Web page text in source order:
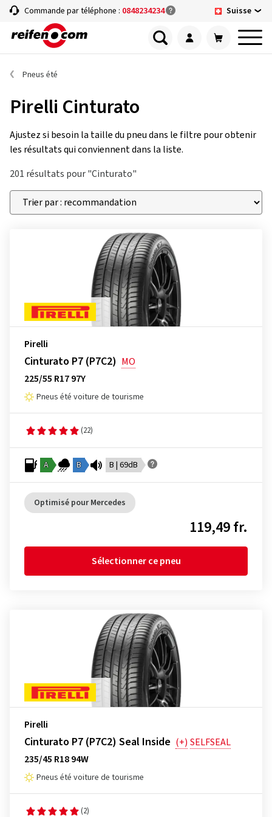
Commande par téléphone : 0848234234 Suisse
Pneus été
Pirelli Cinturato
Ajustez si besoin la taille du pneu dans le filtre pour obtenir
les résultats qui conviennent dans la liste.
201 résultats pour "Cinturato"
Pirelli
Cinturato P7 (P7C2) MO
225/55 R17 97Y
Pneus été voiture de tourisme
(22)
A B B | 69dB
Optimisé pour Mercedes
119,49 fr.
Sélectionner ce pneu
Pirelli
Cinturato P7 (P7C2) Seal Inside (+) SELFSEAL
235/45 R18 94W
Pneus été voiture de tourisme
(2)